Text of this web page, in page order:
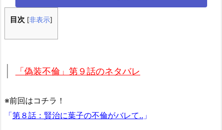
目次 [非表示]
「偽装不倫」第９話のネタバレ
※前回はコチラ！
「第８話：賢治に葉子の不倫がバレて.. 」